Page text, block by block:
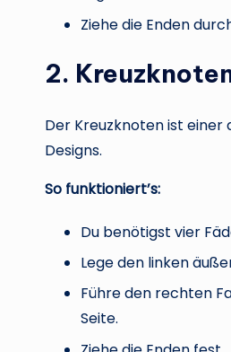
Ziehe die Enden
2.
Der Kreuzknoten ist
Designs.
So funktioniert’s:
Du benötigst vier
Lege den linken
Führe den rechten
Seite.